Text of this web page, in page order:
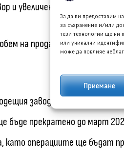
За да ви предоставим
за съхранение и/или
тези технологии ще ни
или уникални
може да повлияе
Приемане
и увеличен обем.
на продажбите за новия
завод на Нисан в Опама,
прекратено до март
като операциите ще бъдат